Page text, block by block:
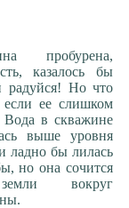
пробурена,
казалось бы
радуйся! Но что
если ее слишком
Вода в скважине
выше уровня
ладно бы лилась
но она сочится
вокруг